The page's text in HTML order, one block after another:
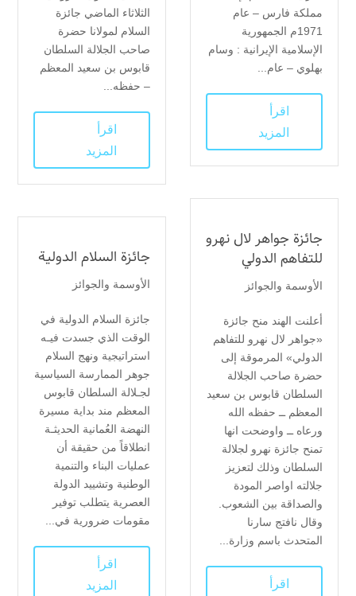
مملكة فارس – عام
1971م الجمهورية
الإسلامية الإيرانية : وسام
بهلوي – عام...
اقرأ
المزيد
الثلاثاء الماضي جائزة
السلام لمولانا حضرة
صاحب الجلالة السلطان
قابوس بن سعيد المعظم
– حفظه...
اقرأ
المزيد
جائزة جواهر لال نهرو
للتفاهم الدولي
الأوسمة والجوائز
أعلنت الهند منح جائزة
«جواهر لال نهرو للتفاهم
الدولي» المرموقة إلى
حضرة صاحب الجلالة
السلطان قابوس بن سعيد
المعظم ــ حفظه الله
ورعاه ــ واوضحت انها
تمنح جائزة نهرو لجلالة
السلطان وذلك لتعزيز
جلالته اواصر المودة
والصداقة بين الشعوب.
وقال نافتج سارنا
المتحدث باسم وزارة...
اقرأ
جائزة السلام الدولية
الأوسمة والجوائز
جائزة السلام الدولية في
الوقت الذي جسدت فيـه
استراتيجية ونهج السلام
جوهر الممارسة السياسية
لجـلالة السلطان قابوس
المعظم مند بداية مسيرة
النهضة العُمانية الحديثـة
انطلاقاً من حقيقة أن
عمليات البناء والتنمية
الوطنية وتشييد الدولة
العصرية يتطلب توفير
مقومات ضرورية في...
اقرأ
المزيد